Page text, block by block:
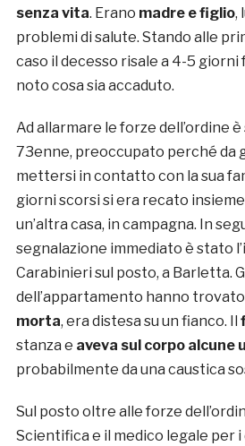
senza vita. Erano madre e figlio,
problemi di salute. Stando alle
caso il decesso risale a 4-5 giorni
noto cosa sia accaduto.
Ad allarmare le forze dell’ordine
73enne, preoccupato perché da
mettersi in contatto con la sua
giorni scorsi si era recato
un’altra casa, in campagna. In
segnalazione immediato è stato
Carabinieri sul posto, a Barletta.
dell’appartamento hanno trovato
morta, era distesa su un fianco. Il
stanza e aveva sul corpo alcune
probabilmente da una caustica
Sul posto oltre alle forze
Scientifica e il medico legale per i